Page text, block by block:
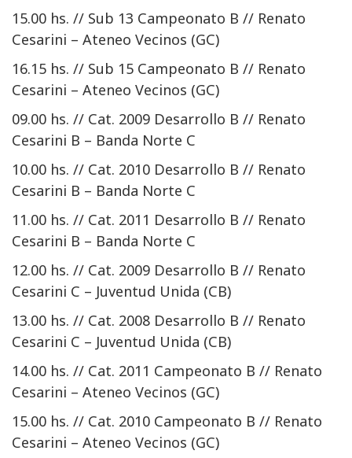
15.00 hs. // Sub 13 Campeonato B // Renato
Cesarini – Ateneo Vecinos (GC)
16.15 hs. // Sub 15 Campeonato B // Renato
Cesarini – Ateneo Vecinos (GC)
09.00 hs. // Cat. 2009 Desarrollo B // Renato
Cesarini B – Banda Norte C
10.00 hs. // Cat. 2010 Desarrollo B // Renato
Cesarini B – Banda Norte C
11.00 hs. // Cat. 2011 Desarrollo B // Renato
Cesarini B – Banda Norte C
12.00 hs. // Cat. 2009 Desarrollo B // Renato
Cesarini C – Juventud Unida (CB)
13.00 hs. // Cat. 2008 Desarrollo B // Renato
Cesarini C – Juventud Unida (CB)
14.00 hs. // Cat. 2011 Campeonato B // Renato
Cesarini – Ateneo Vecinos (GC)
15.00 hs. // Cat. 2010 Campeonato B // Renato
Cesarini – Ateneo Vecinos (GC)